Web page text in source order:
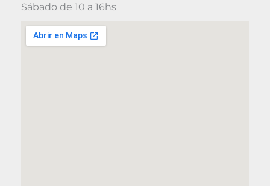
Sábado de 10 a 16hs